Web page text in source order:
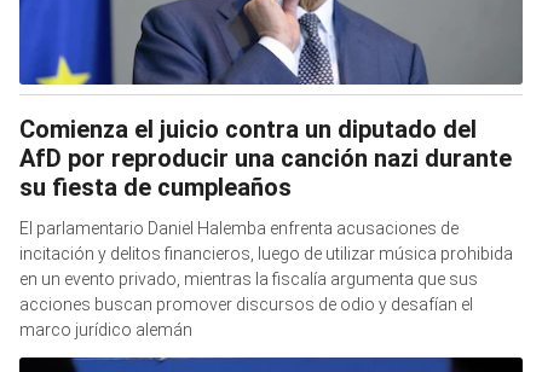
Comienza el juicio contra un diputado del
AfD por reproducir una canción nazi durante
su fiesta de cumpleaños
El parlamentario Daniel Halemba enfrenta acusaciones de
incitación y delitos financieros, luego de utilizar música prohibida
en un evento privado, mientras la fiscalía argumenta que sus
acciones buscan promover discursos de odio y desafían el
marco jurídico alemán